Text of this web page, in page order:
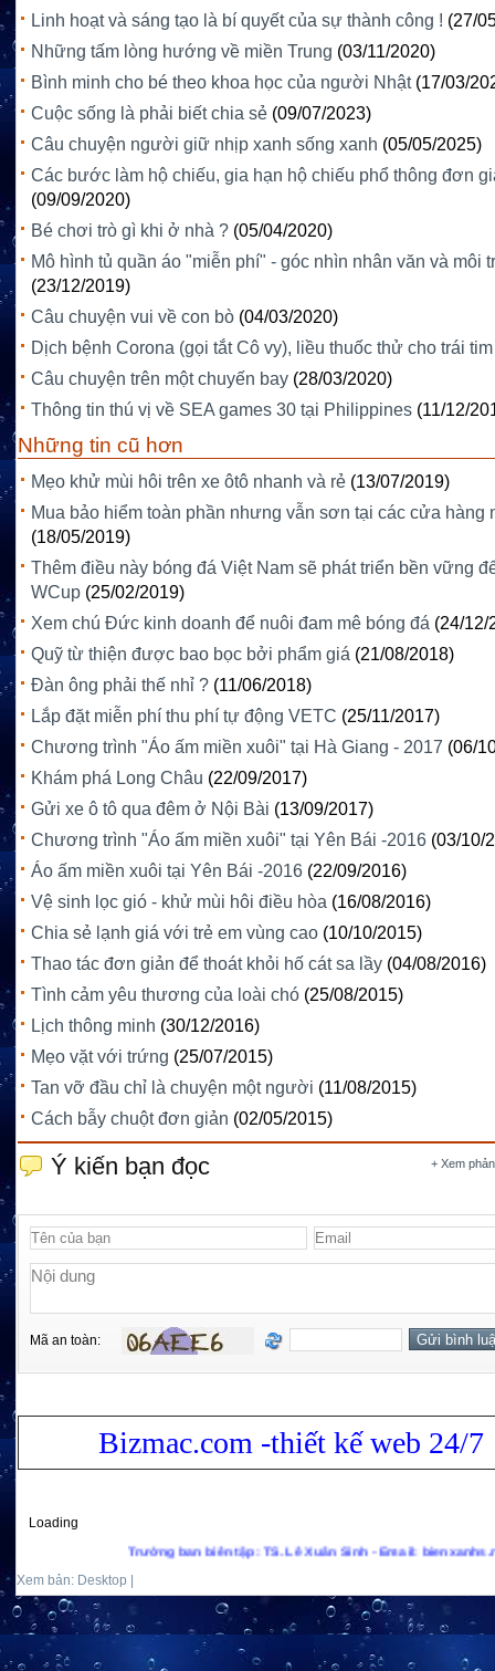
Linh hoạt và sáng tạo là bí quyết của sự thành công ! (27/
Những tấm lòng hướng về miền Trung (03/11/2020)
Bình minh cho bé theo khoa học của người Nhật (17/03/
Cuộc sống là phải biết chia sẻ (09/07/2023)
Câu chuyện người giữ nhịp xanh sống xanh (05/05/2025)
Các bước làm hộ chiếu, gia hạn hộ chiếu phổ thông đơn
(09/09/2020)
Bé chơi trò gì khi ở nhà ? (05/04/2020)
Mô hình tủ quần áo "miễn phí" - góc nhìn nhân văn và môi
(23/12/2019)
Câu chuyện vui về con bò (04/03/2020)
Dịch bệnh Corona (gọi tắt Cô vy), liều thuốc thử cho trái tim
Câu chuyện trên một chuyến bay (28/03/2020)
Thông tin thú vị về SEA games 30 tại Philippines (11/12/
Những tin cũ hơn
Mẹo khử mùi hôi trên xe ôtô nhanh và rẻ (13/07/2019)
Mua bảo hiểm toàn phần nhưng vẫn sơn tại các cửa hàng
(18/05/2019)
Thêm điều này bóng đá Việt Nam sẽ phát triển bền vững
WCup (25/02/2019)
Xem chú Đức kinh doanh để nuôi đam mê bóng đá (24/12/
Quỹ từ thiện được bao bọc bởi phẩm giá (21/08/2018)
Đàn ông phải thế nhỉ ? (11/06/2018)
Lắp đặt miễn phí thu phí tự động VETC (25/11/2017)
Chương trình "Áo ấm miền xuôi" tại Hà Giang - 2017 (06/
Khám phá Long Châu (22/09/2017)
Gửi xe ô tô qua đêm ở Nội Bài (13/09/2017)
Chương trình "Áo ấm miền xuôi" tại Yên Bái -2016 (03/10/
Áo ấm miền xuôi tại Yên Bái -2016 (22/09/2016)
Vệ sinh lọc gió - khử mùi hôi điều hòa (16/08/2016)
Chia sẻ lạnh giá với trẻ em vùng cao (10/10/2015)
Thao tác đơn giản để thoát khỏi hố cát sa lầy (04/08/2016)
Tình cảm yêu thương của loài chó (25/08/2015)
Lịch thông minh (30/12/2016)
Mẹo vặt với trứng (25/07/2015)
Tan vỡ đầu chỉ là chuyện một người (11/08/2015)
Cách bẫy chuột đơn giản (02/05/2015)
+ Xem
Ý kiến bạn đọc
Mã an toàn:
Bizmac.com -thiết kế web 24/7
Loading
Trưởng ban biên tập: TS. Lê Xuân Sinh - Email:
Xem bản: Desktop |